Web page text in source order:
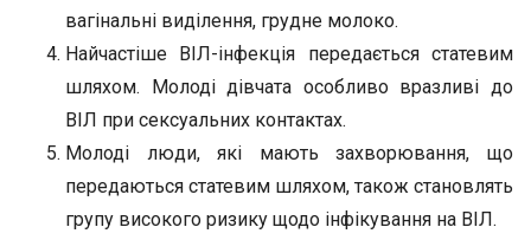
вагінальні виділення, грудне молоко.
Найчастіше ВІЛ-інфекція передається статевим
шляхом. Молоді дівчата особливо вразливі до
ВІЛ при сексуальних контактах.
Молоді люди, які мають захворювання, що
передаються статевим шляхом, також становлять
групу високого ризику щодо інфікування на ВІЛ.